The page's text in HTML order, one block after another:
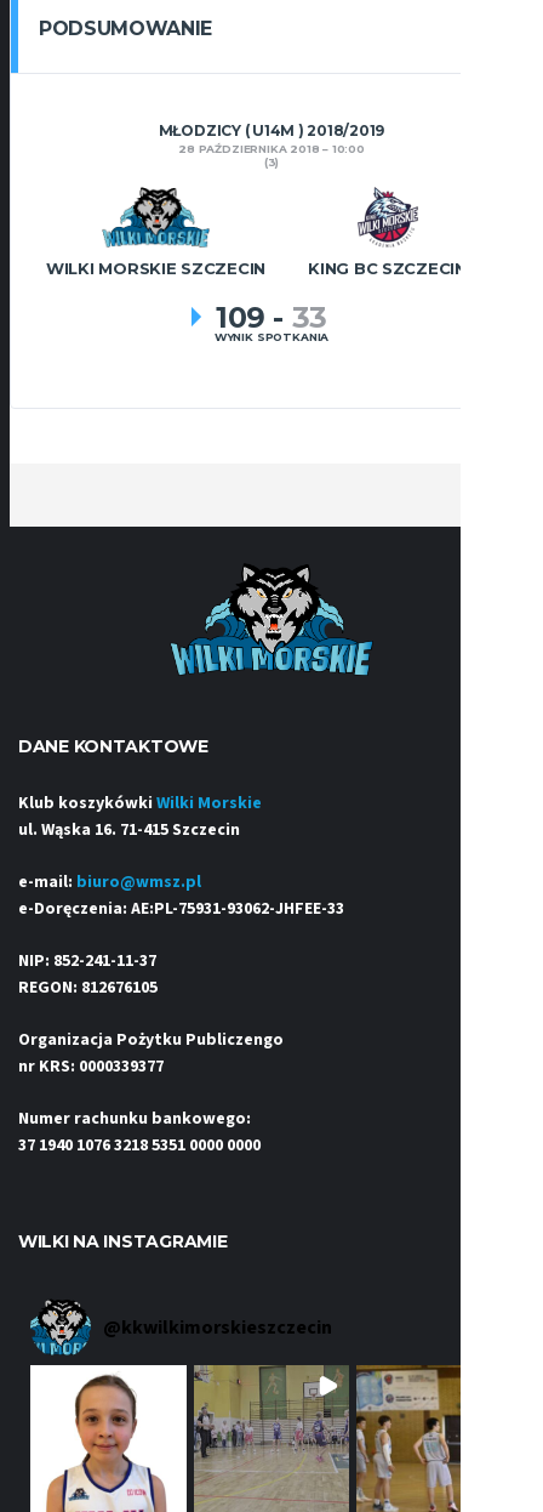
PODSUMOWANIE
MŁODZICY ( U14M ) 2018/2019
28 PAŹDZIERNIKA 2018
10:00
(3)
WILKI MORSKIE SZCZECIN KING BC SZCZECIN
109 - 33
WYNIK SPOTKANIA
DANE KONTAKTOWE
Klub koszykówki Wilki Morskie
ul. Wąska 16. 71-415 Szczecin
e-mail: biuro@wmsz.pl
e-Doręczenia: AE:PL-75931-93062-JHFEE-33
NIP: 852-241-11-37
REGON: 812676105
Organizacja Pożytku Publiczengo
nr KRS: 0000339377
Numer rachunku bankowego:
37 1940 1076 3218 5351 0000 0000
WILKI NA INSTAGRAMIE
@kkwilkimorskieszczecin